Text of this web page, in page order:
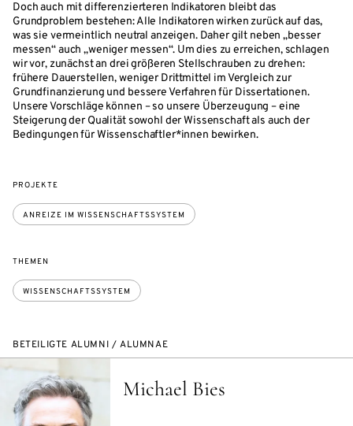
Doch auch mit differenzierteren Indikatoren bleibt das
Grundproblem bestehen: Alle Indikatoren wirken zurück auf das,
was sie vermeintlich neutral anzeigen. Daher gilt neben „besser
messen“ auch „weniger messen“. Um dies zu erreichen, schlagen
wir vor, zunächst an drei größeren Stellschrauben zu drehen:
frühere Dauerstellen, weniger Drittmittel im Vergleich zur
Grundfinanzierung und bessere Verfahren für Dissertationen.
Unsere Vorschläge können – so unsere Überzeugung – eine
Steigerung der Qualität sowohl der Wissenschaft als auch der
Bedingungen für Wissenschaftler*innen bewirken.
PROJEKTE
ANREIZE IM WISSENSCHAFTSSYSTEM
THEMEN
WISSENSCHAFTSSYSTEM
BETEILIGTE ALUMNI / ALUMNAE
Michael Bies